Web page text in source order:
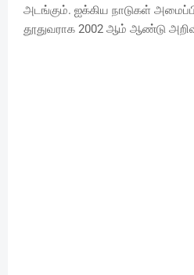
அடங்கும். ஐக்கிய நாடுகள்
தூதுவராக 2002 ஆம் ஆண்டு